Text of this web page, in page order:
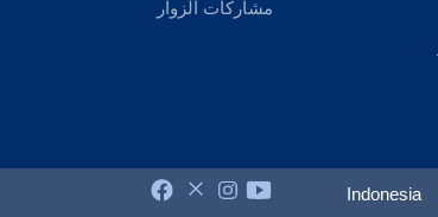
مشاركات الزوار
Indonesia